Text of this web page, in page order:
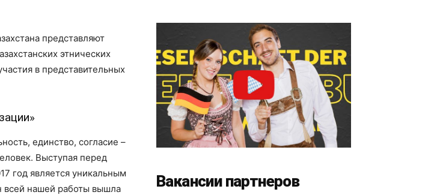
представляют
этнических
в представительных
единство, согласие –
Выступая перед
год является уникальным
всей нашей работы вышла
Вакансии партнеров